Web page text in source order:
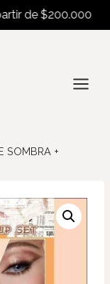
de $200.000
SOMBRA +